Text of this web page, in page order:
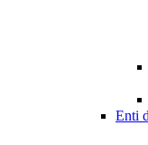
Enti